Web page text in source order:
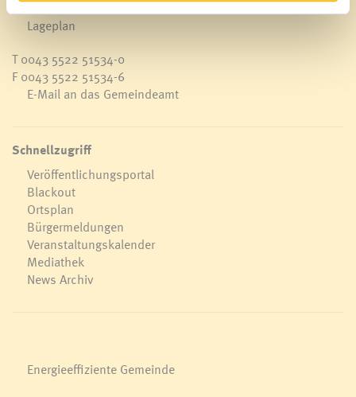
A-6820 Frastanz, Österreich
Lageplan
T0043 5522 51534-0
F 0043 5522 51534-6
E-Mail an das Gemeindeamt
Schnellzugriff
Veröffentlichungsportal
Blackout
Ortsplan
Bürgermeldungen
Veranstaltungskalender
Mediathek
News Archiv
Energieeffiziente Gemeinde